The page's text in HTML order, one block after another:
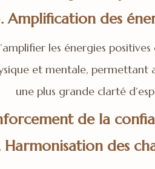
Amplification des
les énergies
et mentale, permettant
une plus grande clarté
de la
Harmonisation des